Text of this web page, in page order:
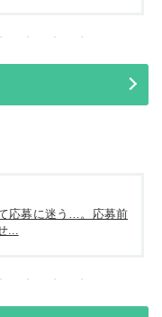
応募に迷う…。応募前
...